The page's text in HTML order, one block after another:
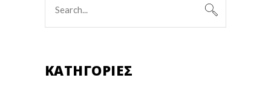
for:
KΑΤΗΓΟΡΊΕΣ